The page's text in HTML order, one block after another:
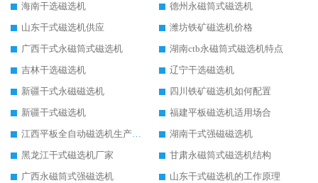
海南干选磁选机
德州永磁筒式磁选机
山东干式磁选机供应
潍坊铁矿磁选机价格
广西干式永磁筒式磁选机
湖南ctb永磁筒式磁选机特点
吉林干选磁选机
辽宁干选磁选机
新疆干式永磁磁选机
四川铁矿磁选机如何配置
新疆干式磁选机
福建平板磁选机适用场合
江西平板全自动磁选机生产厂家
湖南干式强磁磁选机
黑龙江干式磁选机厂家
甘肃永磁筒式磁选机结构
广西永磁筒式强磁选机
山东干式磁选机的工作原理